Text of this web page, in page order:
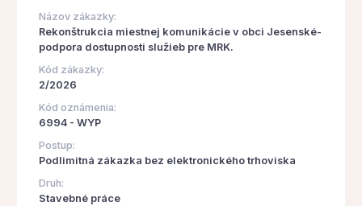
Názov zákazky:
Rekonštrukcia miestnej komunikácie v obci Jesenské-
podpora dostupnosti služieb pre MRK.
Kód zákazky:
2/2026
Kód oznámenia:
6994 - WYP
Postup:
Podlimitná zákazka bez elektronického trhoviska
Druh:
Stavebné práce